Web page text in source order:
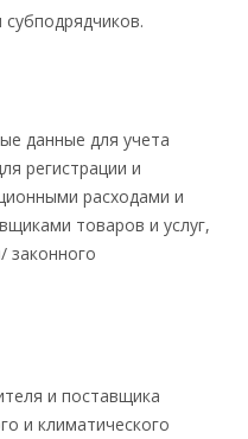
данные для учета
регистрации и
расходами и
товаров и услуг,
законного
и поставщика
и климатического